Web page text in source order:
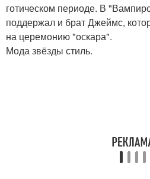
готическом периоде. В
поддержал и брат Джеймс,
на церемонию "оскара".
Мода звёзды стиль.